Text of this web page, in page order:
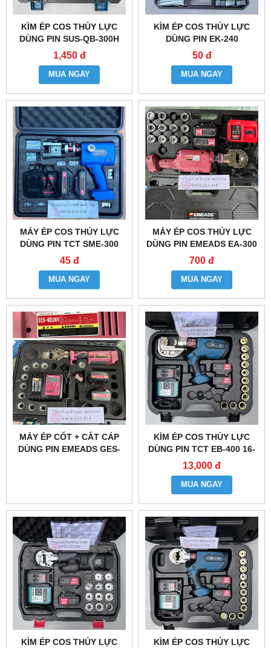
KÌM ÉP COS THỦY LỰC
DÙNG PIN SUS-QB-300H
1,450 đ
MUA NGAY
KÌM ÉP COS THỦY LỰC
DÙNG PIN EK-240
50 đ
MUA NGAY
MÁY ÉP COS THỦY LỰC
DÙNG PIN TCT SME-300
45 đ
MUA NGAY
MÁY ÉP COS THỦY LỰC
DÙNG PIN EMEADS EA-300
700 đ
MUA NGAY
MÁY ÉP CỐT + CẮT CÁP
DÙNG PIN EMEADS GES-
KÌM ÉP COS THỦY LỰC
DÙNG PIN TCT EB-400 16-
400MM2
13,000 đ
MUA NGAY
KÌM ÉP COS THỦY LỰC
KÌM ÉP COS THỦY LỰC